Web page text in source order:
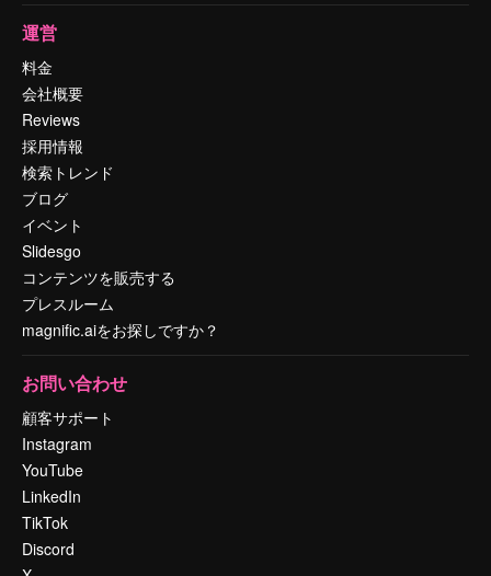
運営
料金
会社概要
Reviews
採用情報
検索トレンド
ブログ
イベント
Slidesgo
コンテンツを販売する
プレスルーム
magnific.aiをお探しですか？
お問い合わせ
顧客サポート
Instagram
YouTube
LinkedIn
TikTok
Discord